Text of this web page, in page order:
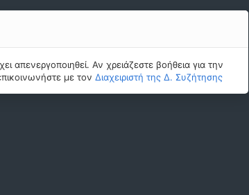
απενεργοποιηθεί. Αν χρειάζεστε βοήθεια για την
με τον Διαχειριστή της Δ. Συζήτησης